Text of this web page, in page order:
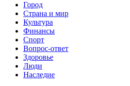
Город
Страна и мир
Культура
Финансы
Спорт
Вопрос-ответ
Здоровье
Люди
Наследие